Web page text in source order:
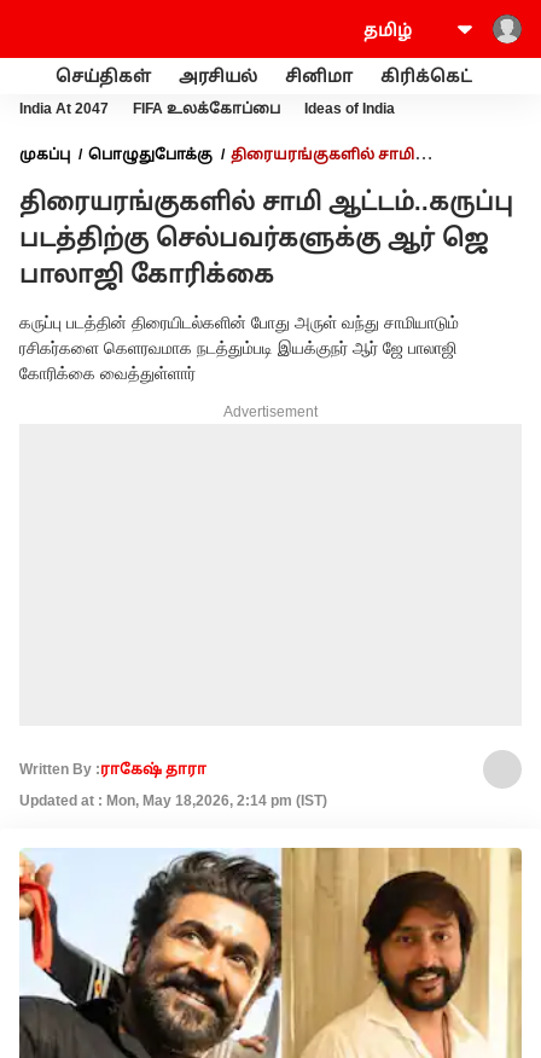
செய்திகள் அரசியல் சினிமா கிரிக்கெட்
India At 2047 FIFA உலக்கோப்பை Ideas of India
முகப்பு பொழுதுபோக்கு
திரையரங்குகளில் சாமி
கோரிக்கை
திரையரங்குகளில் சாமி ஆட்டம்..கருப்பு
படத்திற்கு செல்பவர்களுக்கு ஆர் ஜெ
பாலாஜி கோரிக்கை
கருப்பு படத்தின் திரையிடல்களின் போது அருள் வந்து சாமியாடும்
ரசிகர்களை கெளரவமாக நடத்தும்படி இயக்குநர் ஆர் ஜே பாலாஜி
கோரிக்கை வைத்துள்ளார்
Advertisement
Written By :ராகேஷ் தாரா
Updated at : Mon, May 18,2026, 2:14 pm (IST)